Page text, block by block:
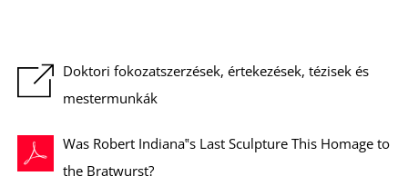
Doktori fokozatszerzések, értekezések, tézisek és
mestermunkák
Was Robert Indiana‟s Last Sculpture This Homage to
the Bratwurst?